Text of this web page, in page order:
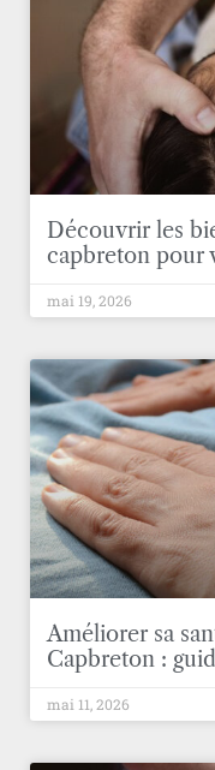
Découvrir les
capbreton pour
mai 19, 2026
Améliorer sa
Capbreton :
mai 11, 2026